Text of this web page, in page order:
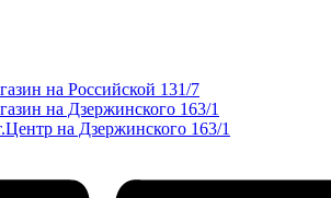
на Российской 131/7
на Дзержинского 163/1
на Дзержинского 163/1